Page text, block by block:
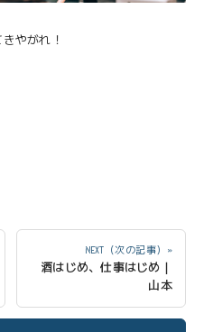
やがれ！
NEXT（次の記事）»
酒はじめ、仕事はじめ｜
山本